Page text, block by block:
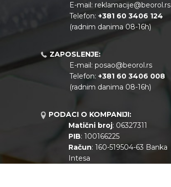
E-mail: reklamacije@beorol.rs
Telefon: +381 60 3406 124
(radnim danima 08-16h)
ZAPOSLENJE:
E-mail: posao@beorol.rs
Telefon: +381 60 3406 008
(radnim danima 08-16h)
PODACI O KOMPANIJI:
Matični broj: 06327311
PIB: 100166225
Račun: 160-519504-63 Banka
Intesa